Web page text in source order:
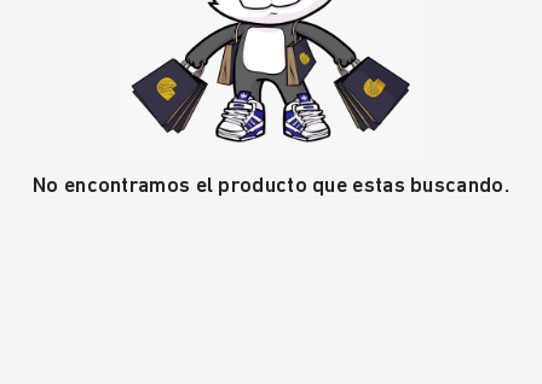
No encontramos el producto que estas buscando.